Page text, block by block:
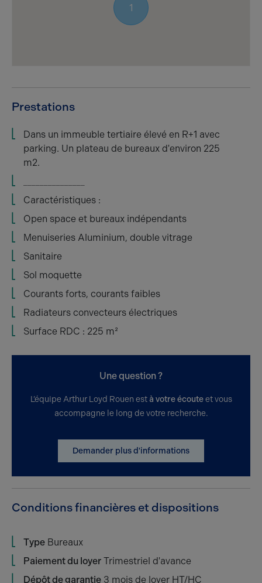
1
Prestations
Dans un immeuble tertiaire élevé en R+1 avec
parking. Un plateau de bureaux d'environ 225
m2.
Caractéristiques :
Open space et bureaux indépendants
Menuiseries Aluminium, double vitrage
Sanitaire
Sol moquette
Courants forts, courants faibles
Radiateurs convecteurs électriques
Surface RDC : 225 m²
Une question ?
L’équipe Arthur Loyd Rouen est à votre écouteet vous
accompagne le long de votre recherche.
Demander plus d'informations
Conditions financières et dispositions
Type Bureaux
Paiement du loyer Trimestriel d'avance
Dépôt de garantie 3 mois de loyer HT/HC